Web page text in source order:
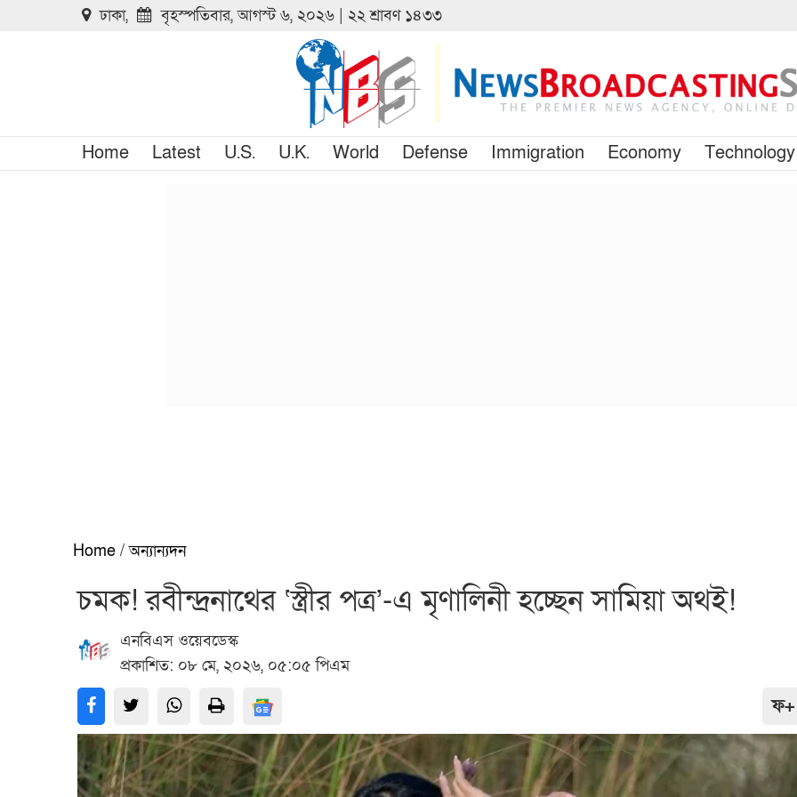
ঢাকা, বৃহস্পতিবার, আগস্ট ৬, ২০২৬ | ২২ শ্রাবণ ১৪৩৩
Home Latest U.S. U.K. World Defense Immigration Economy Technology
Home / অন্যান্যদন
চমক! রবীন্দ্রনাথের ‘স্ত্রীর পত্র’-এ মৃণালিনী হচ্ছেন সামিয়া অথই!
এনবিএস ওয়েবডেস্ক
প্রকাশিত: ০৮ মে, ২০২৬, ০৫:০৫ পিএম
ফ+